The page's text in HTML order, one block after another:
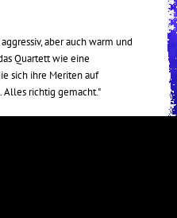
aber auch warm und
Quartett wie eine
sich ihre Meriten auf
Alles richtig gemacht."